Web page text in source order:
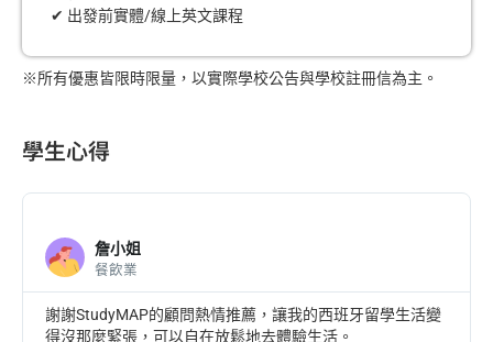
✔ 出發前實體/線上英文課程
※所有優惠皆限時限量，以實際學校公告與學校註冊信為主。
學生心得
詹小姐
餐飲業
謝謝StudyMAP的顧問熱情推薦，讓我的西班牙留學生活變
得沒那麼緊張，可以自在放鬆地去體驗生活。